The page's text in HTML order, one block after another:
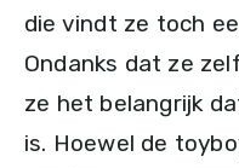
die vindt ze toch
Ondanks dat ze
ze het belangrijk
is. Hoewel de